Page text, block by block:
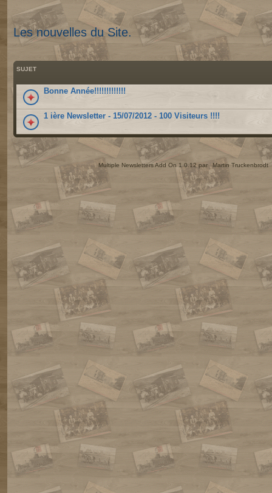
Les nouvelles du Site.
SUJET
Bonne Année!!!!!!!!!!!!!
1 ière Newsletter - 15/07/2012 - 100 Visiteurs !!!!
Multiple Newsletters Add On 1.0.12 par Martin Truckenbrodt